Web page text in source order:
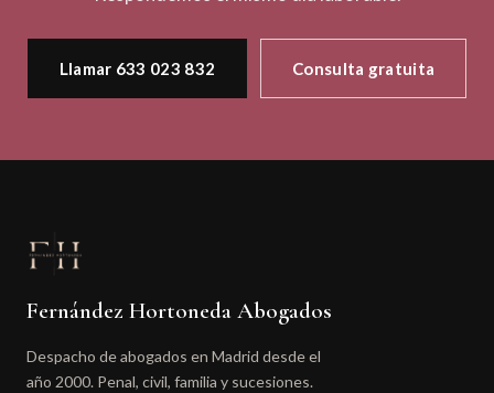
Llamar 633 023 832 Consulta gratuita
Fernández Hortoneda Abogados
Despacho de abogados en Madrid desde el
año 2000. Penal, civil, familia y sucesiones.